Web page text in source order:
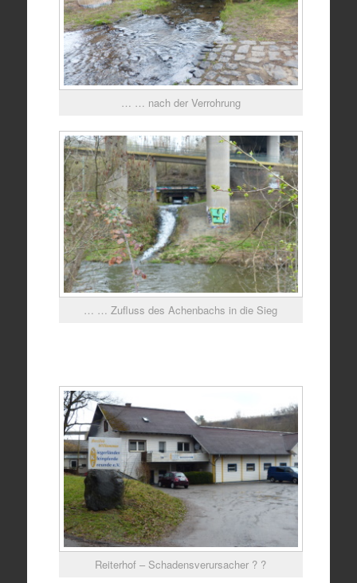
… … nach der Verrohrung
… … Zufluss des Achenbachs in die Sieg
Reiterhof – Schadensverursacher ? ?